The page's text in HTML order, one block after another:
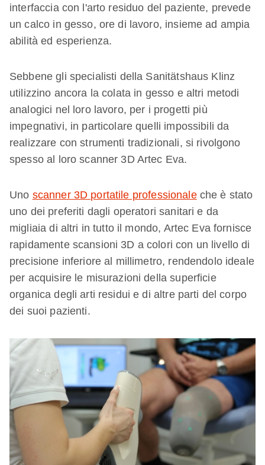
interfaccia con l'arto residuo del paziente, prevede
un calco in gesso, ore di lavoro, insieme ad ampia
abilità ed esperienza.
Sebbene gli specialisti della Sanitätshaus Klinz
utilizzino ancora la colata in gesso e altri metodi
analogici nel loro lavoro, per i progetti più
impegnativi, in particolare quelli impossibili da
realizzare con strumenti tradizionali, si rivolgono
spesso al loro scanner 3D Artec Eva.
Uno scanner 3D portatile professionaleche è stato
uno dei preferiti dagli operatori sanitari e da
migliaia di altri in tutto il mondo, Artec Eva fornisce
rapidamente scansioni 3D a colori con un livello di
precisione inferiore al millimetro, rendendolo ideale
per acquisire le misurazioni della superficie
organica degli arti residui e di altre parti del corpo
dei suoi pazienti.